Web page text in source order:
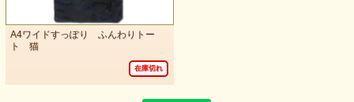
A4ワイドすっぽり ふんわりトー
ト 猫
在庫切れ